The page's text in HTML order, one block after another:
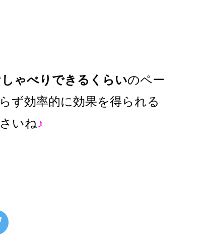
ゃべりできるくらいのペー
ず効率的に効果を得られる
いね♪